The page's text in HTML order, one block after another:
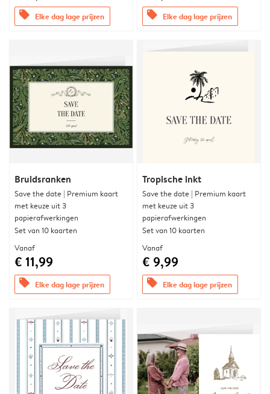
offers Elke dag lage prijzen offers Elke dag lage prijzen
Bruidsranken
Save the date | Premium kaart
met keuze uit 3
papierafwerkingen
Set van 10 kaarten
Vanaf
€ 11,99
offers Elke dag lage prijzen
Tropische inkt
Save the date | Premium kaart
met keuze uit 3
papierafwerkingen
Set van 10 kaarten
Vanaf
€ 9,99
offers Elke dag lage prijzen